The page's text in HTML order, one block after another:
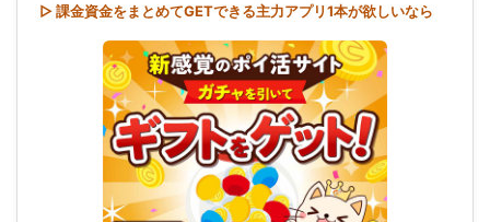
▷ 課金資金をまとめてGETできる主力アプリ1本が欲しいなら